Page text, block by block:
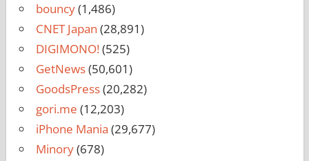
bouncy(1,486)
CNET Japan (28,891)
DIGIMONO!(525)
GetNews(50,601)
GoodsPress(20,282)
gori.me (12,203)
iPhone Mania (29,677)
Minory(678)